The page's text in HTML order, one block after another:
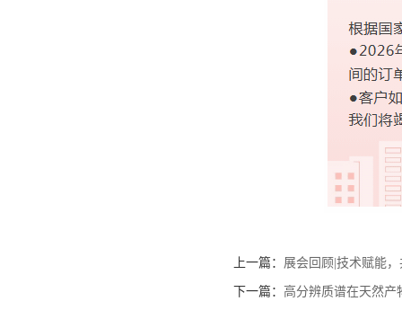
上一篇： 展会回顾|技术赋能
下一篇： 高分辨质谱在天然产